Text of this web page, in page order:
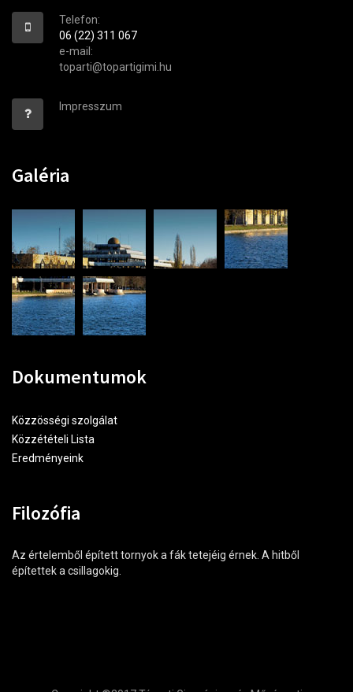
Telefon:
06 (22) 311 067
e-mail:
toparti@topartigimi.hu
Impresszum
Galéria
Dokumentumok
Közzösségi szolgálat
Közzétételi Lista
Eredményeink
Filozófia
Az értelemből épített tornyok a fák tetejéig érnek. A hitből
építettek a csillagokig.